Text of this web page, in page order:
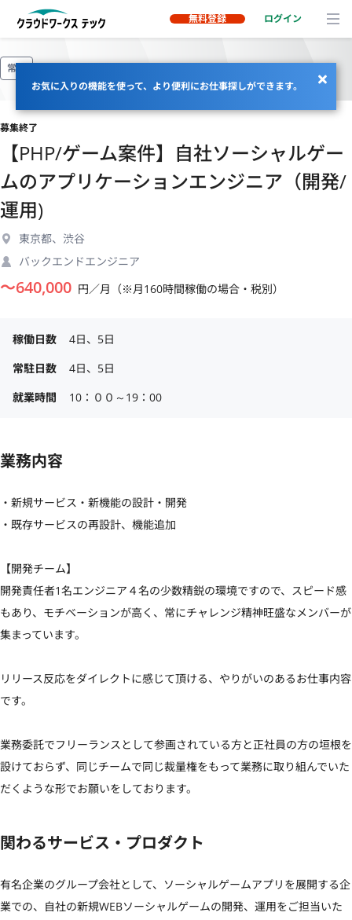
無料登録 ログイン
お気に入りの機能を使って、より便利にお仕事探しができます。
常駐
募集終了
【PHP/ゲーム案件】自社ソーシャルゲー
ムのアプリケーションエンジニア（開発/
運用)
東京都、渋谷
バックエンドエンジニア
〜640,000 円／月（※月160時間稼働の場合・税別）
稼働日数
4日、5日
常駐日数
4日、5日
就業時間
10：００～19：00
業務内容
・新規サービス・新機能の設計・開発
・既存サービスの再設計、機能追加
【開発チーム】
開発責任者1名エンジニア４名の少数精鋭の環境ですので、スピード感
もあり、モチベーションが高く、常にチャレンジ精神旺盛なメンバーが
集まっています。
リリース反応をダイレクトに感じて頂ける、やりがいのあるお仕事内容
です。
業務委託でフリーランスとして参画されている方と正社員の方の垣根を
設けておらず、同じチームで同じ裁量権をもって業務に取り組んでいた
だくような形でお願いをしております。
関わるサービス・プロダクト
有名企業のグループ会社として、ソーシャルゲームアプリを展開する企
業での、自社の新規WEBソーシャルゲームの開発、運用をご担当いた